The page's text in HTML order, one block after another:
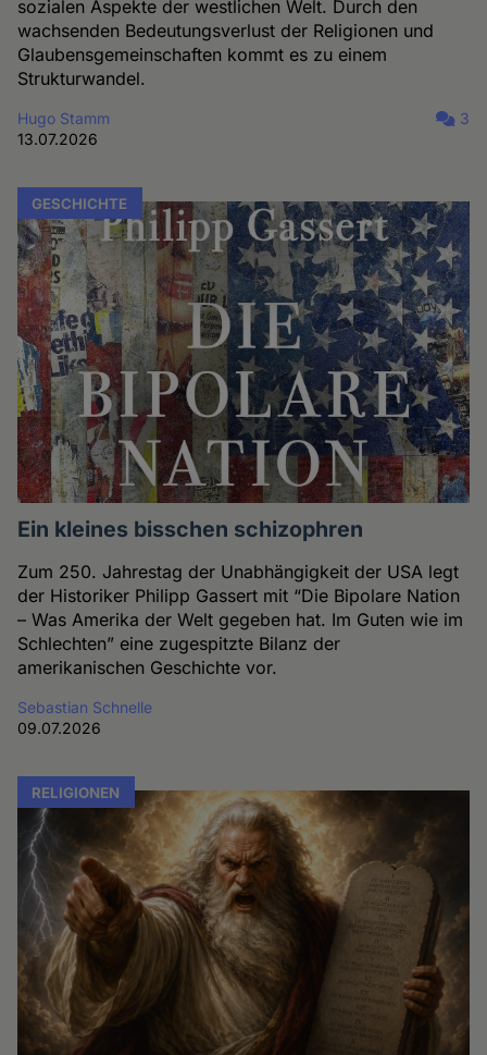
sozialen Aspekte der westlichen Welt. Durch den
wachsenden Bedeutungsverlust der Religionen und
Glaubensgemeinschaften kommt es zu einem
Strukturwandel.
Hugo Stamm
13.07.2026
3
GESCHICHTE
Ein kleines bisschen schizophren
Zum 250. Jahrestag der Unabhängigkeit der USA legt
der Historiker Philipp Gassert mit “Die Bipolare Nation
– Was Amerika der Welt gegeben hat. Im Guten wie im
Schlechten” eine zugespitzte Bilanz der
amerikanischen Geschichte vor.
Sebastian Schnelle
09.07.2026
RELIGIONEN